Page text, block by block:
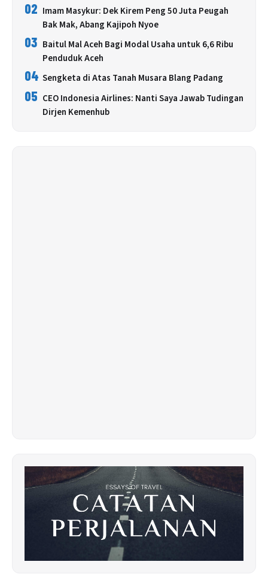
02 Imam Masykur: Dek Kirem Peng 50 Juta Peugah
Bak Mak, Abang Kajipoh Nyoe
03 Baitul Mal Aceh Bagi Modal Usaha untuk 6,6 Ribu
Penduduk Aceh
04 Sengketa di Atas Tanah Musara Blang Padang
05 CEO Indonesia Airlines: Nanti Saya Jawab Tudingan
Dirjen Kemenhub